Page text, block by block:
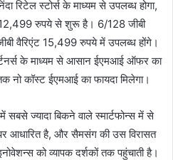
स्टोर्स के माध्यम से उपलब्ध होगा,
12,499 रुपये से शुरू है। 6/128 जीबी
वैरिएंट 15,499 रुपये में उपलब्ध होंगे।
के माध्यम से आसान ईएमआई ऑफर का
नो कॉस्ट ईएमआई का फायदा मिलेगा।
ज्यादा बिकने वाले स्मार्टफोन्स में से
आधारित है, और सैमसंग की उस विरासत
को व्यापक दर्शकों तक पहुंचाती है।